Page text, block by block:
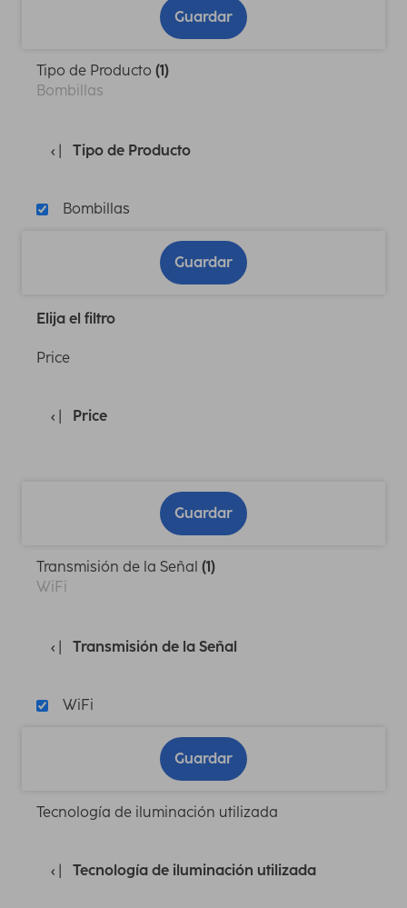
Guardar
Tipo de Producto (1)
Bombillas
Tipo de Producto
Bombillas
Guardar
Elija el filtro
Price
Price
Guardar
Transmisión de la Señal (1)
WiFi
Transmisión de la Señal
WiFi
Guardar
Tecnología de iluminación utilizada
Tecnología de iluminación utilizada